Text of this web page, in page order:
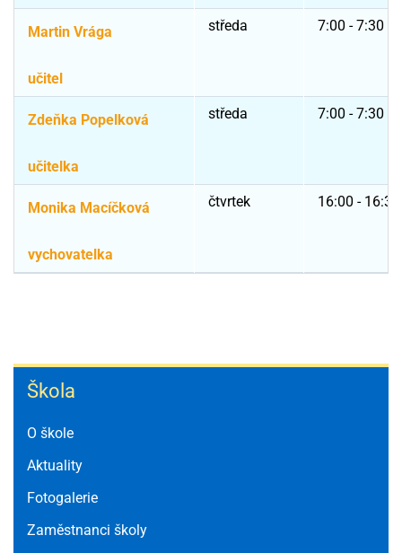
Škola
Škola
O škole
Aktuality
Fotogalerie
Zaměstnanci školy
Martin Vrága
učitel
středa 7:00 - 7:30
Zdeňka Popelková
učitelka
středa 7:00 - 7:30
Monika Macíčková
vychovatelka
čtvrtek 16:00 - 16:30